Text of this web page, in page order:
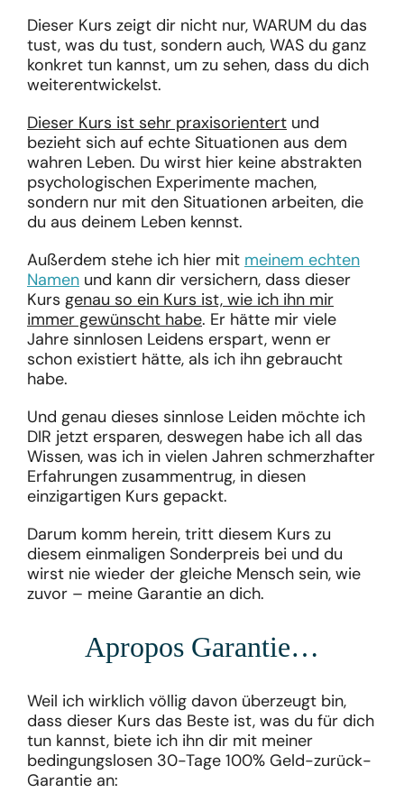
Dieser Kurs zeigt dir nicht nur, WARUM du das
tust, was du tust, sondern auch, WAS du ganz
konkret tun kannst, um zu sehen, dass du dich
weiterentwickelst.
Dieser Kurs ist sehr praxisorientert und
bezieht sich auf echte Situationen aus dem
wahren Leben. Du wirst hier keine abstrakten
psychologischen Experimente machen,
sondern nur mit den Situationen arbeiten, die
du aus deinem Leben kennst.
Außerdem stehe ich hier mit meinem echten
Namen und kann dir versichern, dass dieser
Kurs genau so ein Kurs ist, wie ich ihn mir
immer gewünscht habe. Er hätte mir viele
Jahre sinnlosen Leidens erspart, wenn er
schon existiert hätte, als ich ihn gebraucht
habe.
Und genau dieses sinnlose Leiden möchte ich
DIR jetzt ersparen, deswegen habe ich all das
Wissen, was ich in vielen Jahren schmerzhafter
Erfahrungen zusammentrug, in diesen
einzigartigen Kurs gepackt.
Darum komm herein, tritt diesem Kurs zu
diesem einmaligen Sonderpreis bei und du
wirst nie wieder der gleiche Mensch sein, wie
zuvor – meine Garantie an dich.
Apropos Garantie…
Weil ich wirklich völlig davon überzeugt bin,
dass dieser Kurs das Beste ist, was du für dich
tun kannst, biete ich ihn dir mit meiner
bedingungslosen 30-Tage 100% Geld-zurück-
Garantie an: